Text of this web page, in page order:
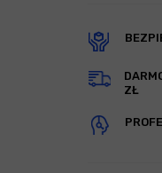
ZŁ